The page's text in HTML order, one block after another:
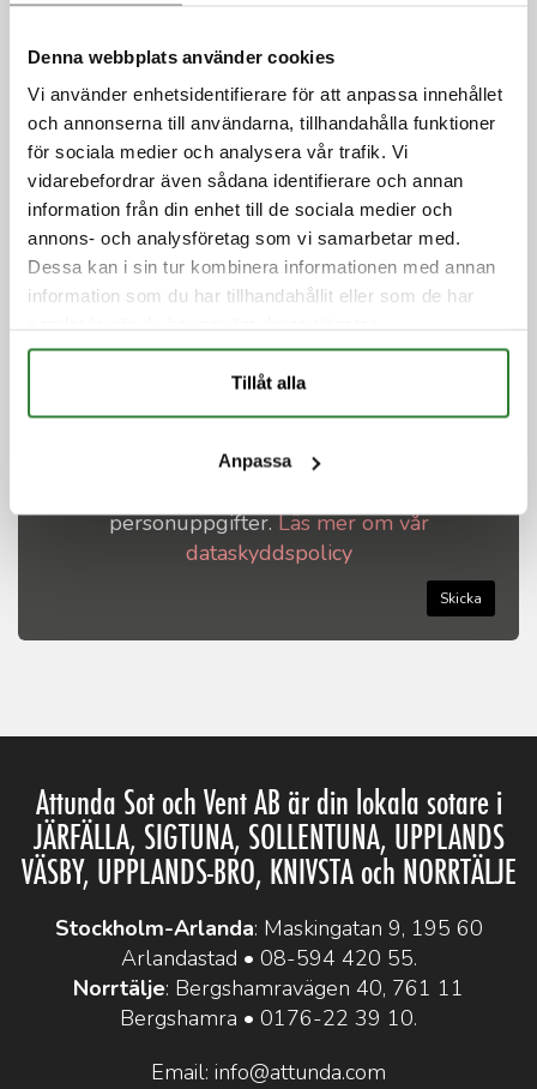
Denna webbplats använder cookies
Vi använder enhetsidentifierare för att anpassa innehållet
och annonserna till användarna, tillhandahålla funktioner
för sociala medier och analysera vår trafik. Vi
vidarebefordrar även sådana identifierare och annan
information från din enhet till de sociala medier och
annons- och analysföretag som vi samarbetar med.
Dessa kan i sin tur kombinera informationen med annan
information som du har tillhandahållit eller som de har
Tillåt alla
Anpassa
Skicka mig en kopia på mejlet
Jag godkänner er hantering av mina
personuppgifter.Läs mer om vår dataskyddspolicy
Vill du bli uppringd?
personuppgifter.Läs mer om vår
dataskyddspolicy
Skicka
Attunda Sot och Vent AB är din lokala sotare i
JÄRFÄLLA, SIGTUNA, SOLLENTUNA, UPPLANDS
VÄSBY, UPPLANDS-BRO, KNIVSTA och NORRTÄLJE
Stockholm-Arlanda: Maskingatan 9, 195 60
Arlandastad • 08-594 420 55.
Norrtälje: Bergshamravägen 40, 761 11
Bergshamra • 0176-22 39 10.
Email: info@attunda.com